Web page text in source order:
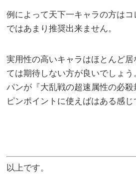
例によって天下一キャラの方は
ではあまり推奨出来ません。
実用性の高いキャラはほとんど
ては期待しない方が良いでしょう
パンが『大乱戦の超速属性の必
ピンポイントに使えばはある感じ
以上です。